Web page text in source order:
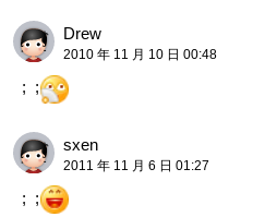
Drew
2010 年 11 月 10 日 00:48
; ;
sxen
2011 年 11 月 6 日 01:27
; ;